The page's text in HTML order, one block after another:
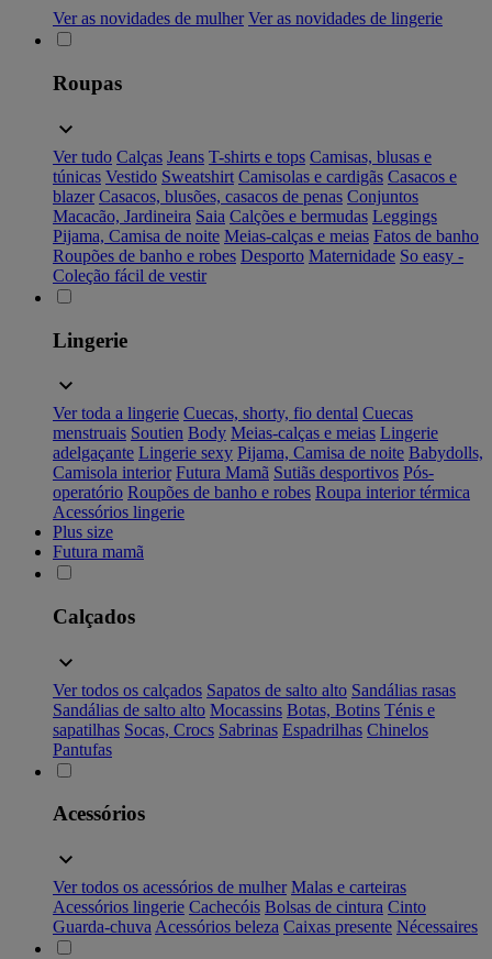
Ver as novidades de mulher Ver as novidades de lingerie
Roupas
Ver tudo Calças Jeans T-shirts e tops Camisas, blusas e
túnicas Vestido Sweatshirt Camisolas e cardigãs Casacos e
blazer Casacos, blusões, casacos de penas Conjuntos
Macacão, Jardineira Saia Calções e bermudas Leggings
Pijama, Camisa de noite Meias-calças e meias Fatos de banho
Roupões de banho e robes Desporto Maternidade So easy -
Coleção fácil de vestir
Lingerie
Ver toda a lingerie Cuecas, shorty, fio dental Cuecas
menstruais Soutien Body Meias-calças e meias Lingerie
adelgaçante Lingerie sexy Pijama, Camisa de noite Babydolls,
Camisola interior Futura Mamã Sutiãs desportivos Pós-
operatório Roupões de banho e robes Roupa interior térmica
Acessórios lingerie
Plus size
Futura mamã
Calçados
Ver todos os calçados Sapatos de salto alto Sandálias rasas
Sandálias de salto alto Mocassins Botas, Botins Ténis e
sapatilhas Socas, Crocs Sabrinas Espadrilhas Chinelos
Pantufas
Acessórios
Ver todos os acessórios de mulher Malas e carteiras
Acessórios lingerie Cachecóis Bolsas de cintura Cinto
Guarda-chuva Acessórios beleza Caixas presente Nécessaires